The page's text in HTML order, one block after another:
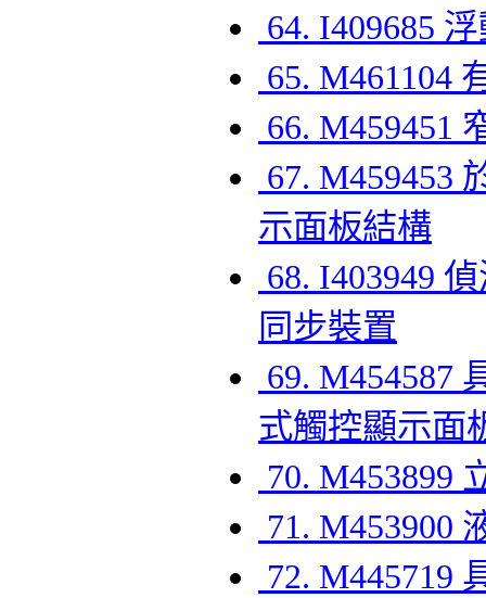
64. I409685
65. M461104
66. M459451
67. M459453
示面板結構
68. I403949
同步裝置
69. M454587
式觸控顯示面
70. M453899
71. M453900
72. M445719